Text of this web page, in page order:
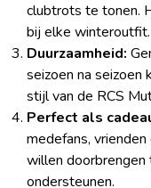
clubtrots te tonen.
bij elke winteroutfit.
Duurzaamheid:
seizoen na seizoen
stijl van de RCS
Perfect als
medefans,
willen doorbrengen
ondersteunen.